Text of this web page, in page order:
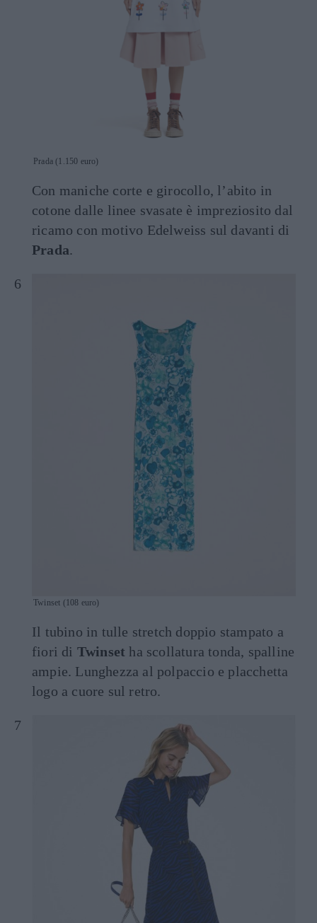
Prada (1.150 euro)
Con maniche corte e girocollo, l’abito in
cotone dalle linee svasate è impreziosito dal
ricamo con motivo Edelweiss sul davanti di
Prada.
Twinset (108 euro)
Il tubino in tulle stretch doppio stampato a
fiori di Twinset ha scollatura tonda, spalline
ampie. Lunghezza al polpaccio e placchetta
logo a cuore sul retro.